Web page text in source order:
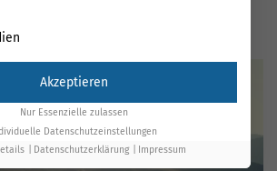
So verbessern Sie Ihre Webseite
Akzeptieren
Nur Essenzielle zulassen
Datenschutzeinstellungen
Datenschutzerklärung Impressum